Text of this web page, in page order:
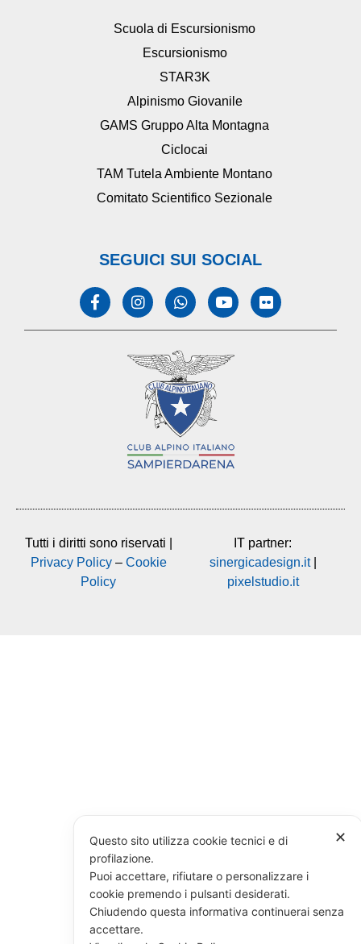
Scuola di Escursionismo
Escursionismo
STAR3K
Alpinismo Giovanile
GAMS Gruppo Alta Montagna
Ciclocai
TAM Tutela Ambiente Montano
Comitato Scientifico Sezionale
SEGUICI SUI SOCIAL
Tutti i diritti sono riservati |
Privacy Policy– Cookie
Policy
IT partner:
sinergicadesign.it|
pixelstudio.it
✕
Questo sito utilizza cookie tecnici e di
profilazione.
Puoi accettare, rifiutare o personalizzare i
cookie premendo i pulsanti desiderati.
Chiudendo questa informativa continuerai senza
accettare.